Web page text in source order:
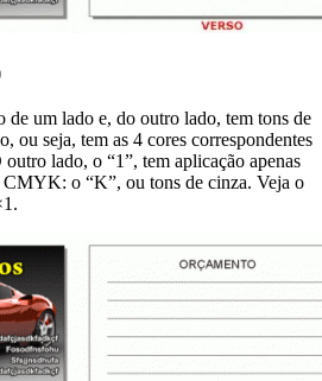
um lado e, do outro lado, tem tons de
ou seja, tem as 4 cores correspondentes
lado, o “1”, tem aplicação apenas
CMYK: o “K”, ou tons de cinza. Veja o